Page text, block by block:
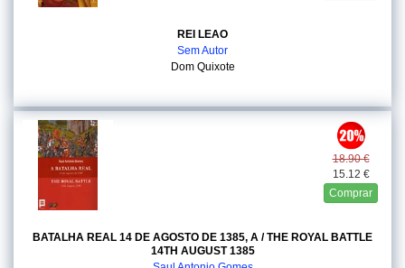
REI LEAO
Sem Autor
Dom Quixote
18.90 €
15.12 €
Comprar
BATALHA REAL 14 DE AGOSTO DE 1385, A / THE ROYAL BATTLE
14TH AUGUST 1385